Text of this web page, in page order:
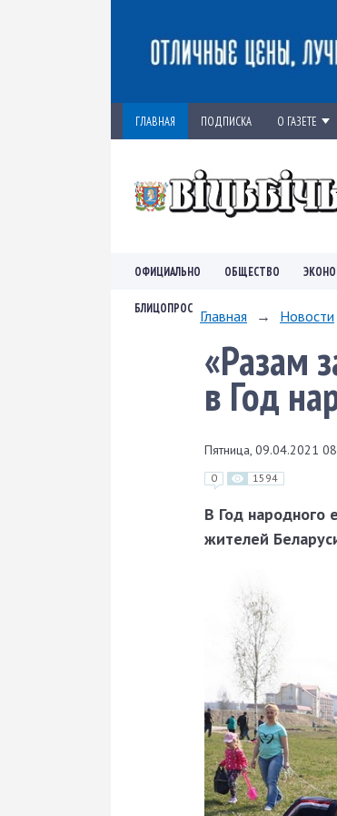
ГЛАВНАЯ ПОДПИСКА О ГАЗЕТЕ
ОФИЦИАЛЬНО ОБЩЕСТВО
БЛИЦОПРОС Главная → Новости
«Разам
в Год
Пятница, 09.04.2021
0 1594
В Год народного
жителей